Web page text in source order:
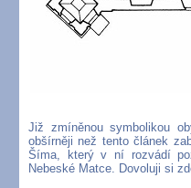
Již zmíněnou symbolikou
obšírněji než tento článek
Šíma, který v ní rozvádí
Nebeské Matce. Dovoluji si